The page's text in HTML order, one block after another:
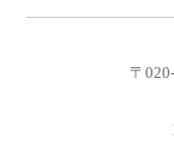
〒